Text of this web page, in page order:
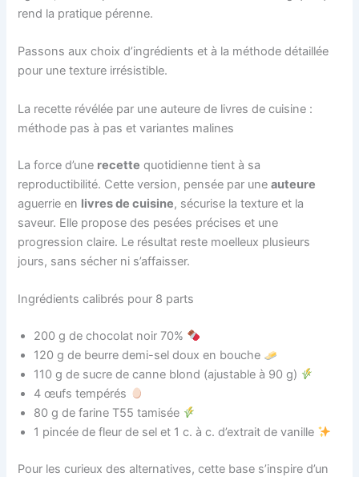
rend la pratique pérenne.
Passons aux choix d’ingrédients et à la méthode détaillée
pour une texture irrésistible.
La recette révélée par une auteure de livres de cuisine :
méthode pas à pas et variantes malines
La force d’une recette quotidienne tient à sa
reproductibilité. Cette version, pensée par uneauteure
aguerrie en livres de cuisine, sécurise la texture et la
saveur. Elle propose des pesées précises et une
progression claire. Le résultat reste moelleux plusieurs
jours, sans sécher ni s’affaisser.
Ingrédients calibrés pour 8 parts
200 g de chocolat noir 70%
120 g de beurre demi-sel doux en bouche
110 g de sucre de canne blond (ajustable à 90 g)
4 œufs tempérés
80 g de farine T55 tamisée
1 pincée de fleur de sel et 1 c. à c. d’extrait de vanille
Pour les curieux des alternatives, cette base s’inspire d’un